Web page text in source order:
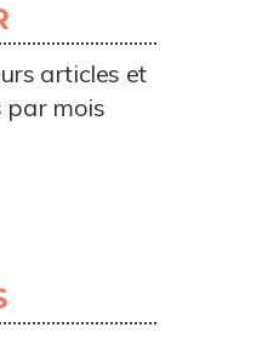
articles et
par mois